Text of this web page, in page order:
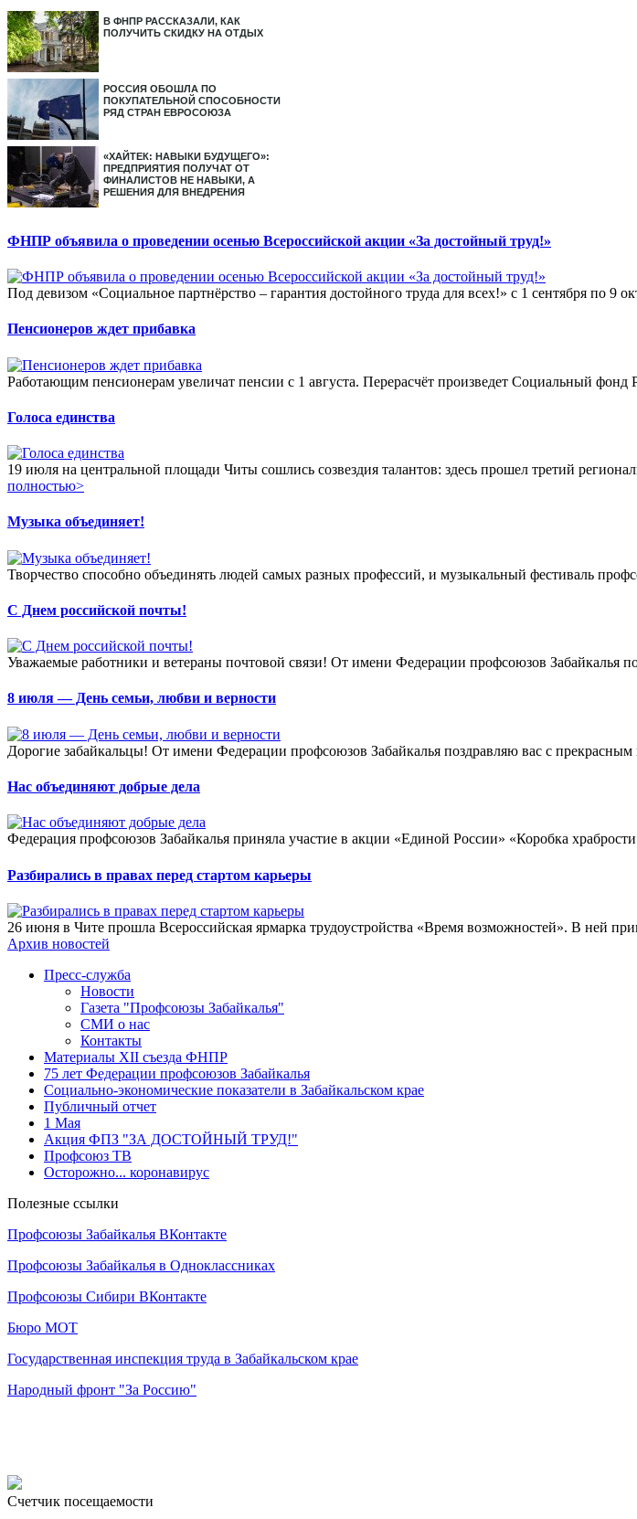
В ФНПР РАССКАЗАЛИ, КАК
ПОЛУЧИТЬ СКИДКУ НА ОТДЫХ
РОССИЯ ОБОШЛА ПО
ПОКУПАТЕЛЬНОЙ СПОСОБНОСТИ
РЯД СТРАН ЕВРОСОЮЗА
«ХАЙТЕК: НАВЫКИ БУДУЩЕГО»:
ПРЕДПРИЯТИЯ ПОЛУЧАТ ОТ
ФИНАЛИСТОВ НЕ НАВЫКИ, А
РЕШЕНИЯ ДЛЯ ВНЕДРЕНИЯ
ФНПР объявила о проведении осенью Всероссийской акции «За достойный труд!»
Под девизом «Социальное партнёрство – гарантия достойного труда для всех!» с 1 сентября по 9
Пенсионеров ждет прибавка
Работающим пенсионерам увеличат пенсии с 1 августа. Перерасчёт произведет Социальный фонд
Голоса единства
19 июля на центральной площади Читы сошлись созвездия талантов: здесь прошел третий
полностью>
Музыка объединяет!
Творчество способно объединять людей самых разных профессий, и музыкальный фестиваль
С Днем российской почты!
Уважаемые работники и ветераны почтовой связи! От имени Федерации профсоюзов Забайкалья
8 июля — День семьи, любви и верности
Дорогие забайкальцы! От имени Федерации профсоюзов Забайкалья поздравляю вас с
Нас объединяют добрые дела
Федерация профсоюзов Забайкалья приняла участие в акции «Единой России» «Коробка
Разбирались в правах перед стартом карьеры
26 июня в Чите прошла Всероссийская ярмарка трудоустройства «Время возможностей». В ней
Архив новостей
Пресс-служба
Новости
Газета "Профсоюзы Забайкалья"
СМИ о нас
Контакты
Материалы ХII съезда ФНПР
75 лет Федерации профсоюзов Забайкалья
Социально-экономические показатели в Забайкальском крае
Публичный отчет
1 Мая
Акция ФПЗ "ЗА ДОСТОЙНЫЙ ТРУД!"
Профсоюз ТВ
Осторожно... коронавирус
Полезные ссылки
Профсоюзы Забайкалья ВКонтакте
Профсоюзы Забайкалья в Одноклассниках
Профсоюзы Сибири ВКонтакте
Бюро МОТ
Государственная инспекция труда в Забайкальском крае
Народный фронт "За Россию"
Счетчик посещаемости